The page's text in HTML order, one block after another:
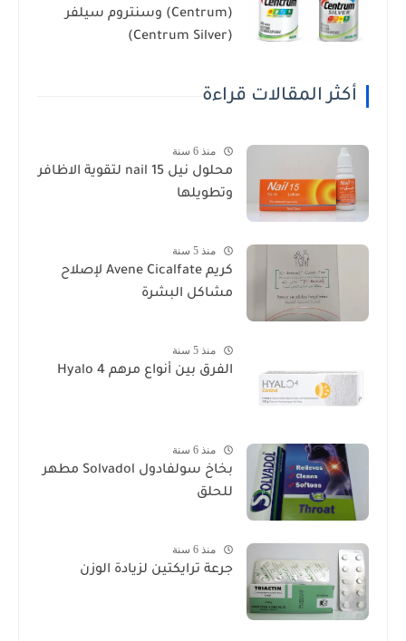
(Centrum) وسنتروم سيلفر
(Centrum Silver)
أكثر المقالات قراءة
منذ 6 سنة
محلول نيل nail 15 لتقوية الاظافر
وتطويلها
منذ 5 سنة
كريم Avene Cicalfate لإصلاح
مشاكل البشرة
منذ 5 سنة
الفرق بين أنواع مرهم Hyalo 4
منذ 6 سنة
بخاخ سولفادول Solvadol مطهر
للحلق
منذ 6 سنة
جرعة ترايكتين لزيادة الوزن